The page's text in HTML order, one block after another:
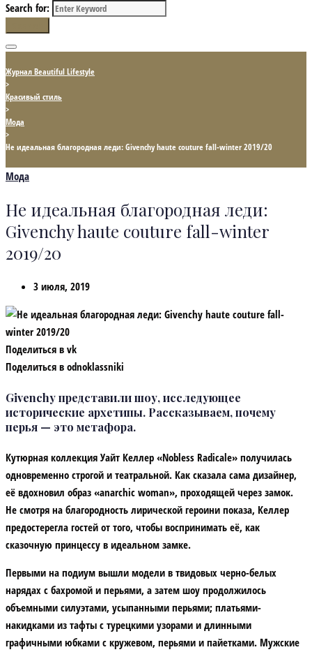
Search for:
Журнал Beautiful Lifestyle
>
Красивый стиль
>
Мода
>
Не идеальная благородная леди: Givenchy haute couture fall-winter 2019/20
Мода
Не идеальная благородная леди:
Givenchy haute couture fall-winter
2019/20
3 июля, 2019
Поделиться в vk
Поделиться в odnoklassniki
Givenchy представили шоу, исследующее
исторические архетипы. Рассказываем, почему
перья — это метафора.
Кутюрная коллекция Уайт Келлер «Nobless Radicale» получилась
одновременно строгой и театральной. Как сказала сама дизайнер,
её вдохновил образ «anarchic woman», проходящей через замок.
Не смотря на благородность лирической героини показа, Келлер
предостерегла гостей от того, чтобы воспринимать её, как
сказочную принцессу в идеальном замке.
Первыми на подиум вышли модели в твидовых черно-белых
нарядах с бахромой и перьями, а затем шоу продолжилось
объемными силуэтами, усыпанными перьями; платьями-
накидками из тафты с турецкими узорами и длинными
графичными юбками с кружевом, перьями и пайетками. Мужские